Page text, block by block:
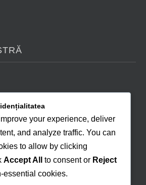
your experience, deliver
and analyze traffic. You can
to allow by clicking
Accept All to consent or Reject
essential cookies.